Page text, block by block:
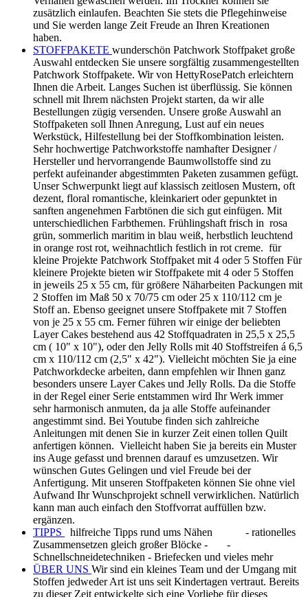
zusätzlich einlaufen. Beachten Sie stets die Pflegehinweise
und Sie werden lange Zeit Freude an Ihren Kreationen
haben.
STOFFPAKETE wunderschön Patchwork Stoffpaket große
Auswahl entdecken Sie unsere sorgfältig zusammengestellten
Patchwork Stoffpakete. Wir von HettyRosePatch erleichtern
Ihnen die Arbeit. Langes Suchen ist überflüssig. Sie können
schnell mit Ihrem nächsten Projekt starten, da wir alle
Bestellungen zügig versenden. Unsere große Auswahl an
Stoffpaketen soll Ihnen Anregung, Lust auf ein neues
Werkstück, Hilfestellung bei der Stoffkombination leisten.
Sehr hochwertige Patchworkstoffe namhafter Designer /
Hersteller und hervorrangende Baumwollstoffe sind zu
perfekt aufeinander abgestimmten Paketen zusammen gefügt.
Unser Schwerpunkt liegt auf klassisch zeitlosen Mustern, oft
dezent, floral romantische, kleinkariert oder gepunktet in
sanften angenehmen Farbtönen die sich gut einfügen. Mit
unterschiedlichen Farbthemen. Frühlingshaft frisch in rosa
grün, sommerlich maritim in blau weiß, herbstlich leuchtend
in orange rost rot, weihnachtlich festlich in rot creme. für
kleine Projekte Patchwork Stoffpaket mit 4 oder 5 Stoffen Für
kleinere Projekte bieten wir Stoffpakete mit 4 oder 5 Stoffen
in jeweils 25 x 55 cm, für größere Näharbeiten Packungen mit
2 Stoffen im Maß 50 x 70/75 cm oder 25 x 110/112 cm je
Stoff an. Ebenso geeignet unsere Stoffpakete mit 7 Stoffen
von je 25 x 55 cm. Ferner führen wir einige der beliebten
Layer Cakes bestehend aus 42 Stoffquadraten in 25,5 x 25,5
cm ( 10" x 10"), oder den Jelly Rolls mit 40 Stoffstreifen á 6,5
cm x 110/112 cm (2,5" x 42"). Vielleicht möchten Sie ja eine
Patchworkdecke arbeiten, dann empfehlen wir Ihnen ganz
besonders unsere Layer Cakes und Jelly Rolls. Da die Stoffe
in der Regel einer Serie entstammen wird Ihr Werk immer
sehr harmonisch anmuten, da ja alle Stoffe aufeinander
angestimmt sind. Bei Youtube finden sich zahlreiche
Anleitungen mit denen Sie in kurzer Zeit einen tollen Quilt
anfertigen können. Vielleicht haben Sie ja bereits ein Muster
ins Auge gefasst und brennen darauf es umzusetzen. Wir
wünschen Gutes Gelingen und viel Freude bei der
Anfertigung. Mit unseren Stoffpaketen können Sie ohne viel
Aufwand Ihr Wunschprojekt schnell verwirklichen. Natürlich
kann man auch einfach den Stoffvorrat auffüllen bzw.
ergänzen.
TIPPS
hilfreiche Tipps rund ums Nähen - rationelles
Zusammensetzen gleich großer Blöcke - -
Schnellschneidetechniken - Briefecken und vieles mehr
ÜBER UNS Wir sind ein kleines Team und der Umgang mit
Stoffen jedweder Art ist uns seit Kindertagen vertraut. Bereits
zu dieser Zeit entwickelte sich eine Vorliebe für dieses